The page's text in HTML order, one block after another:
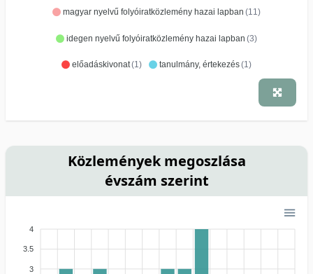
magyar nyelvű folyóiratközlemény hazai lapban (11)
idegen nyelvű folyóiratközlemény hazai lapban (3)
előadáskivonat(1) tanulmány, értekezés(1)
Közlemények megoszlása
évszám szerint
4
3.5
3